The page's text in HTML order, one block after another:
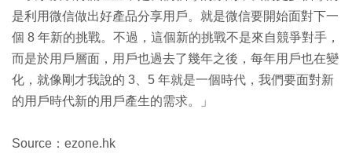
是利用微信做出好產品分享用戶。就是微信要開始面對下一
個 8 年新的挑戰。不過，這個新的挑戰不是來自競爭對手，
而是於用戶層面，用戶也過去了幾年之後，每年用戶也在變
化，就像剛才我說的 3、5 年就是一個時代，我們要面對新
的用戶時代新的用戶產生的需求。」
Source：ezone.hk